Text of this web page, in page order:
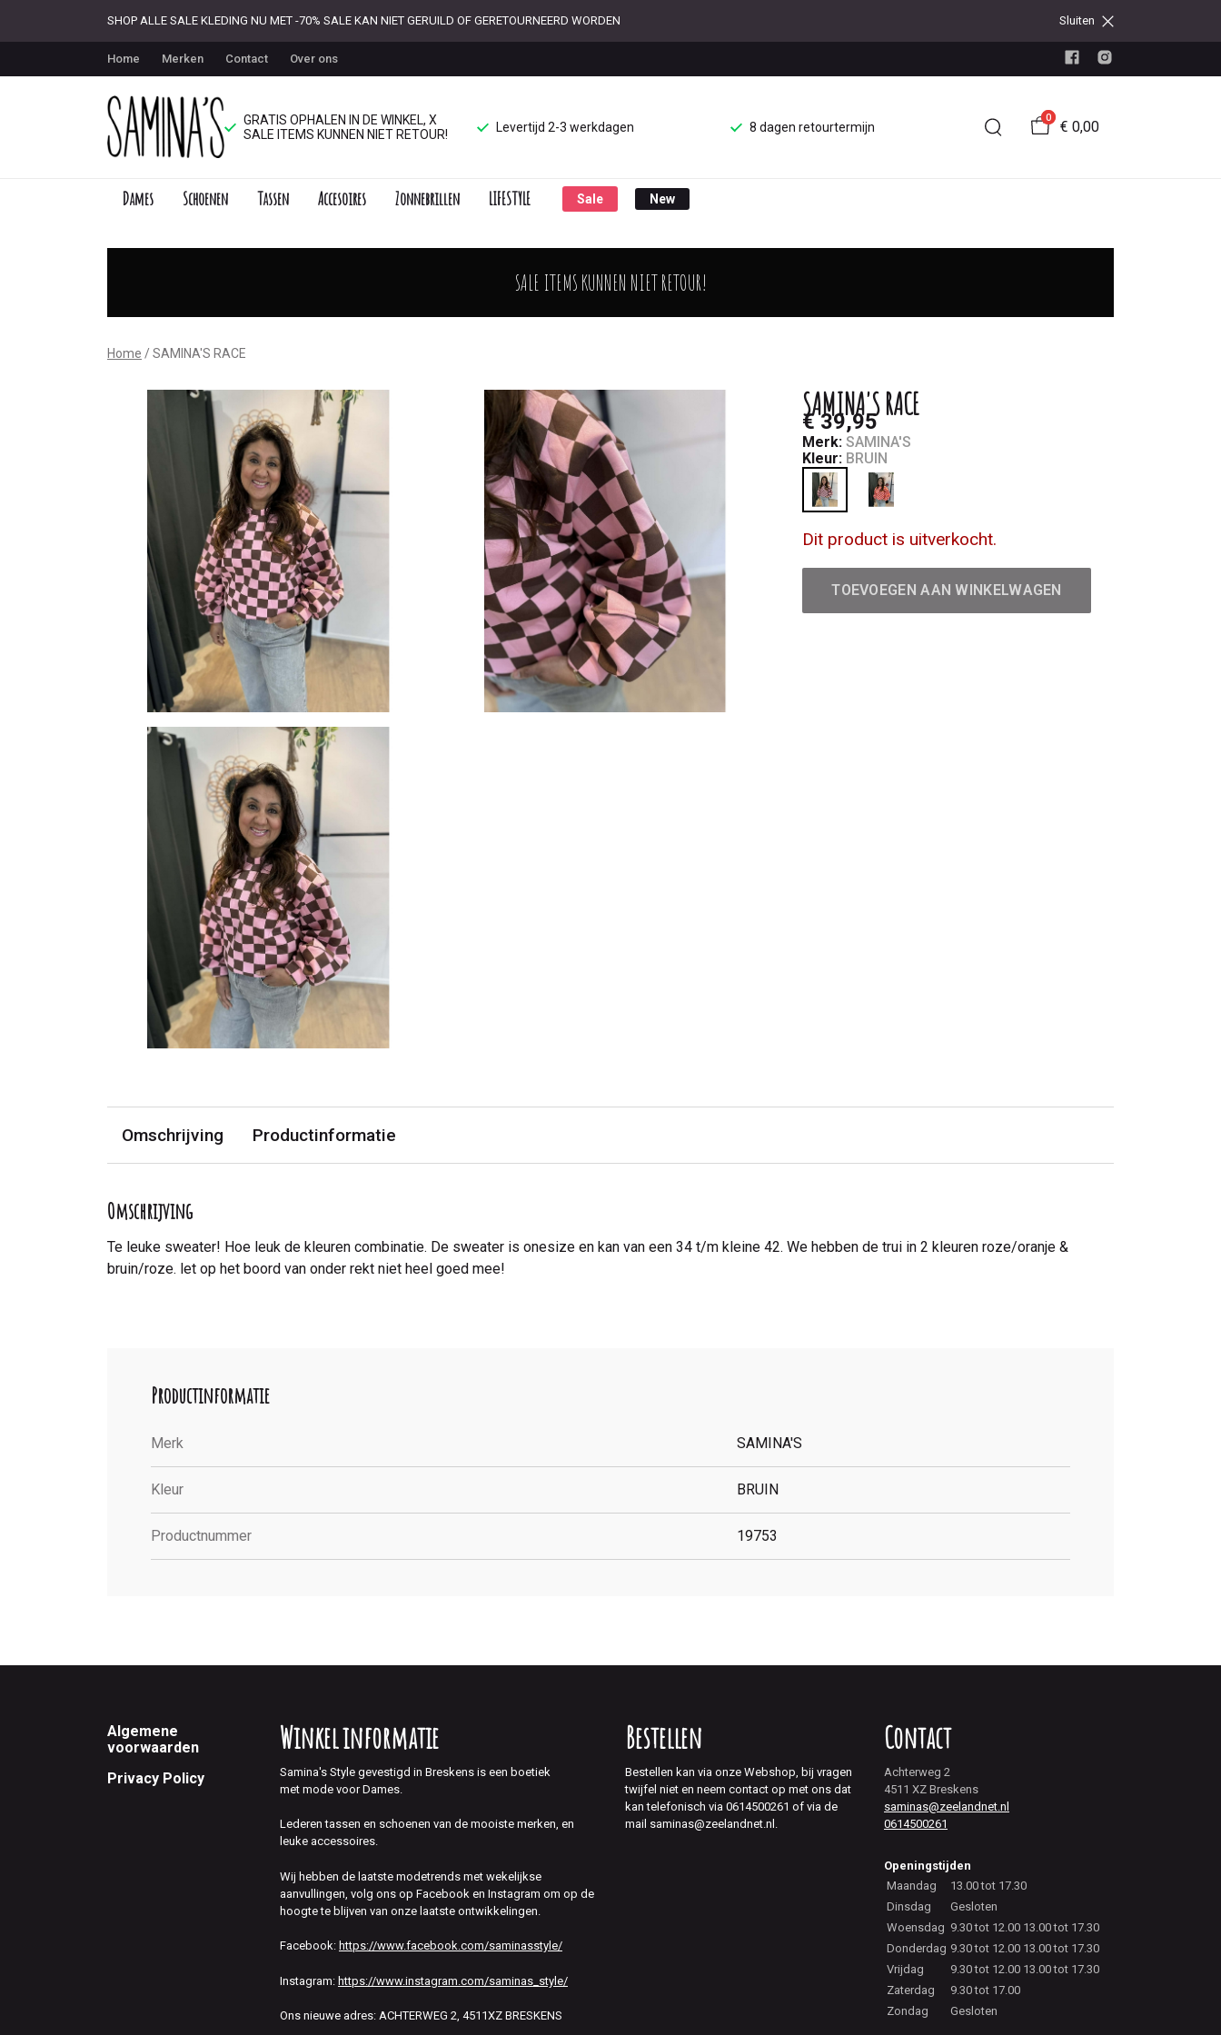
SHOP ALLE SALE KLEDING NU MET -70% SALE KAN NIET GERUILD OF GERETOURNEERD WORDEN Sluiten
Home Merken Contact Over ons
GRATIS OPHALEN IN DE WINKEL, X
SALE ITEMS KUNNEN NIET RETOUR!
Levertijd 2-3 werkdagen 8 dagen retourtermijn
0
€ 0,00
Dames Schoenen Tassen Accesoires Zonnebrillen LIFESTYLE Sale New
SAMINA'S
SALE ITEMS KUNNEN NIET RETOUR!
Home SAMINA'S RACE
SAMINA'S RACE
€ 39,95
Merk: SAMINA'S
Kleur: BRUIN
Dit product is uitverkocht.
TOEVOEGEN AAN WINKELWAGEN
Omschrijving Productinformatie
Omschrijving
Te leuke sweater! Hoe leuk de kleuren combinatie. De sweater is onesize en kan van een 34 t/m kleine 42. We hebben de trui in 2 kleuren roze/oranje &
bruin/roze. let op het boord van onder rekt niet heel goed mee!
Productinformatie
Merk SAMINA'S
Kleur BRUIN
Productnummer 19753
Footer
Algemene
voorwaarden
Privacy Policy
Winkel informatie
Samina's Style gevestigd in Breskens is een boetiek
met mode voor Dames.
Lederen tassen en schoenen van de mooiste merken, en
leuke accessoires.
Wij hebben de laatste modetrends met wekelijkse
aanvullingen, volg ons op Facebook en Instagram om op de
hoogte te blijven van onze laatste ontwikkelingen.
Facebook: https://www.facebook.com/saminasstyle/
Instagram: https://www.instagram.com/saminas_style/
Ons nieuwe adres: ACHTERWEG 2, 4511XZ BRESKENS
Bestellen
Bestellen kan via onze Webshop, bij vragen
twijfel niet en neem contact op met ons dat
kan telefonisch via 0614500261 of via de
mail saminas@zeelandnet.nl.
Contact
Achterweg 2
4511 XZ Breskens
saminas@zeelandnet.nl
0614500261
Openingstijden
Maandag
13.00 tot 17.30
Dinsdag
Gesloten
Woensdag 9.30 tot 12.00 13.00 tot 17.30
Donderdag 9.30 tot 12.00 13.00 tot 17.30
Vrijdag
9.30 tot 12.00 13.00 tot 17.30
Zaterdag
9.30 tot 17.00
Zondag
Gesloten